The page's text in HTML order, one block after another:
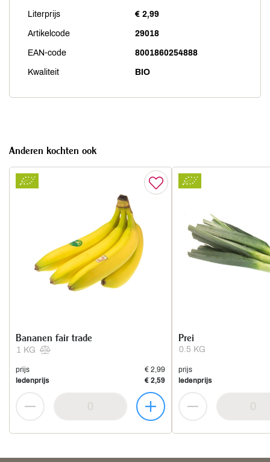
Literprijs € 2,99
Artikelcode 29018
EAN-code 8001860254888
Kwaliteit BIO
Anderen kochten ook
1 KG
Bananen fair trade
prijs
€ 2,99
ledenprijs
€ 2,59
0.5 KG
Prei
prijs
ledenprijs